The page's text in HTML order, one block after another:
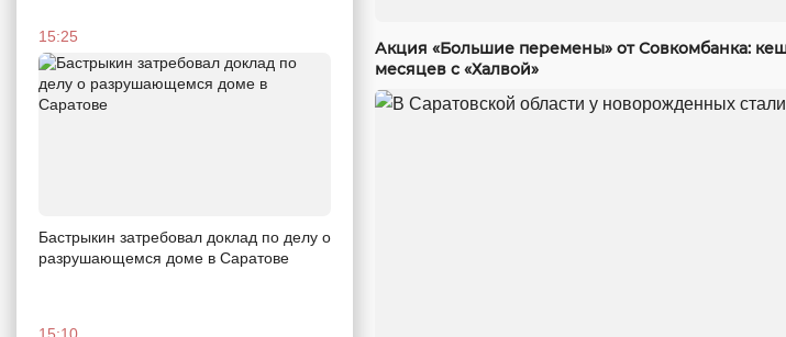
15:25
Бастрыкин затребовал доклад по делу о
разрушающемся доме в Саратове
Акция «Большие перемены» от Совкомбанка:
месяцев с «Халвой»